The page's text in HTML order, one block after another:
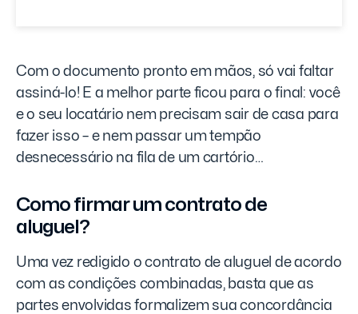
Com o documento pronto em mãos, só vai faltar
assiná-lo! E a melhor parte ficou para o final: você
e o seu locatário nem precisam sair de casa para
fazer isso – e nem passar um tempão
desnecessário na fila de um cartório…
Como firmar um contrato de
aluguel?
Uma vez redigido o contrato de aluguel de acordo
com as condições combinadas, basta que as
partes envolvidas formalizem sua concordância